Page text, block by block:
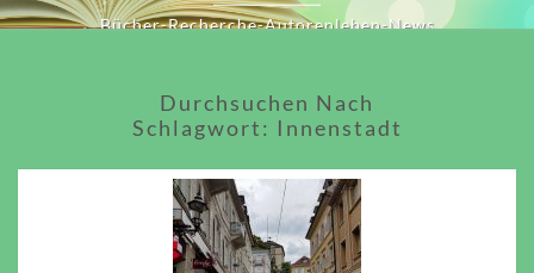
Bücher-Recherche-Autorenleben-News
Durchsuchen Nach
Schlagwort: Innenstadt